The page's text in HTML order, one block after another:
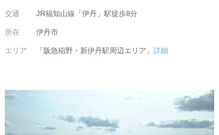
交通 JR福知山線「伊丹」駅徒歩8分
所在 伊丹市
エリア 「阪急稲野・新伊丹駅周辺エリア」詳細